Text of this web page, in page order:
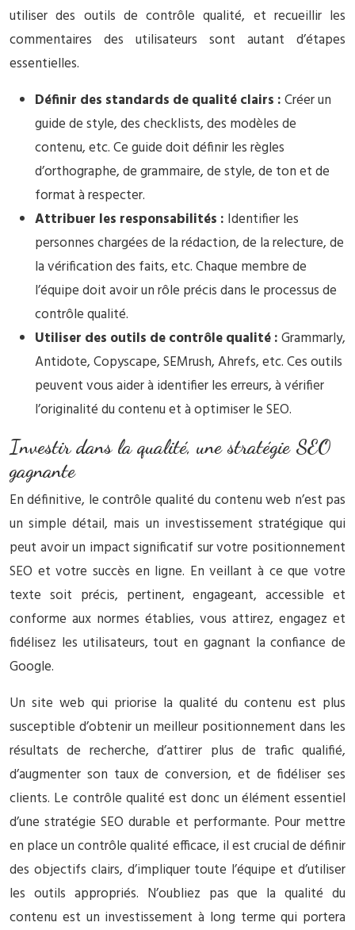
utiliser des outils de contrôle qualité, et recueillir les
commentaires des utilisateurs sont autant d’étapes
essentielles.
Définir des standards de qualité clairs :Créer un
guide de style, des checklists, des modèles de
contenu, etc. Ce guide doit définir les règles
d’orthographe, de grammaire, de style, de ton et de
format à respecter.
Attribuer les responsabilités : Identifier les
personnes chargées de la rédaction, de la relecture, de
la vérification des faits, etc. Chaque membre de
l’équipe doit avoir un rôle précis dans le processus de
contrôle qualité.
Utiliser des outils de contrôle qualité :Grammarly,
Antidote, Copyscape, SEMrush, Ahrefs, etc. Ces outils
peuvent vous aider à identifier les erreurs, à vérifier
l’originalité du contenu et à optimiser le SEO.
Investir dans la qualité, une stratégie SEO
gagnante
En définitive, le contrôle qualité du contenu web n’est pas
un simple détail, mais un investissement stratégique qui
peut avoir un impact significatif sur votre positionnement
SEO et votre succès en ligne. En veillant à ce que votre
texte soit précis, pertinent, engageant, accessible et
conforme aux normes établies, vous attirez, engagez et
fidélisez les utilisateurs, tout en gagnant la confiance de
Google.
Un site web qui priorise la qualité du contenu est plus
susceptible d’obtenir un meilleur positionnement dans les
résultats de recherche, d’attirer plus de trafic qualifié,
d’augmenter son taux de conversion, et de fidéliser ses
clients. Le contrôle qualité est donc un élément essentiel
d’une stratégie SEO durable et performante. Pour mettre
en place un contrôle qualité efficace, il est crucial de définir
des objectifs clairs, d’impliquer toute l’équipe et d’utiliser
les outils appropriés. N’oubliez pas que la qualité du
contenu est un investissement à long terme qui portera